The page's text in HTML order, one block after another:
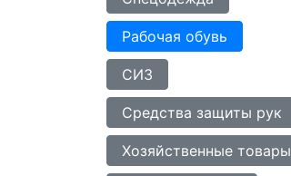
Рабочая обувь
СИЗ
Средства защиты рук
Хозяйственные товары